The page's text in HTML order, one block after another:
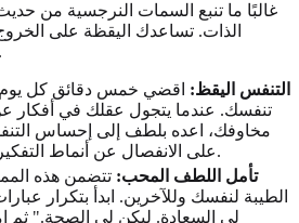
غالبًا ما تنبع السمات النرجسية من
الذات. تساعدك اليقظة على
أفكارك دون إصدار أحكام.
التنفس اليقظ: اقضي خمس دقائق كل
تنفسك. عندما يتجول عقلك في
مخاوفك، اعده بلطف إلى إحساس
على الانفصال عن أنماط التفكير المركزة على الذات.
تأمل اللطف المحب: تتضمن هذه
الطيبة لنفسك وللآخرين. ابدأ بتكرار
لي السعادة. ليكن لي الصحة." ثم